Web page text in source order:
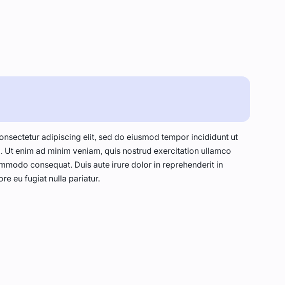
adipiscing elit, sed do eiusmod tempor incididunt ut
Ut enim ad minim veniam, quis nostrud exercitation ullamco
consequat. Duis aute irure dolor in reprehenderit in
eu fugiat nulla pariatur.